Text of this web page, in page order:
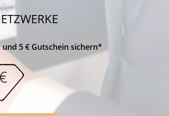
5 € Gutschein sichern*